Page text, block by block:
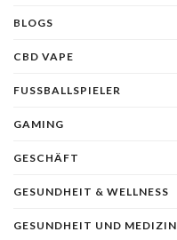
BLOGS
CBD VAPE
FUSSBALLSPIELER
GAMING
GESCHÄFT
GESUNDHEIT & WELLNESS
GESUNDHEIT UND MEDIZIN